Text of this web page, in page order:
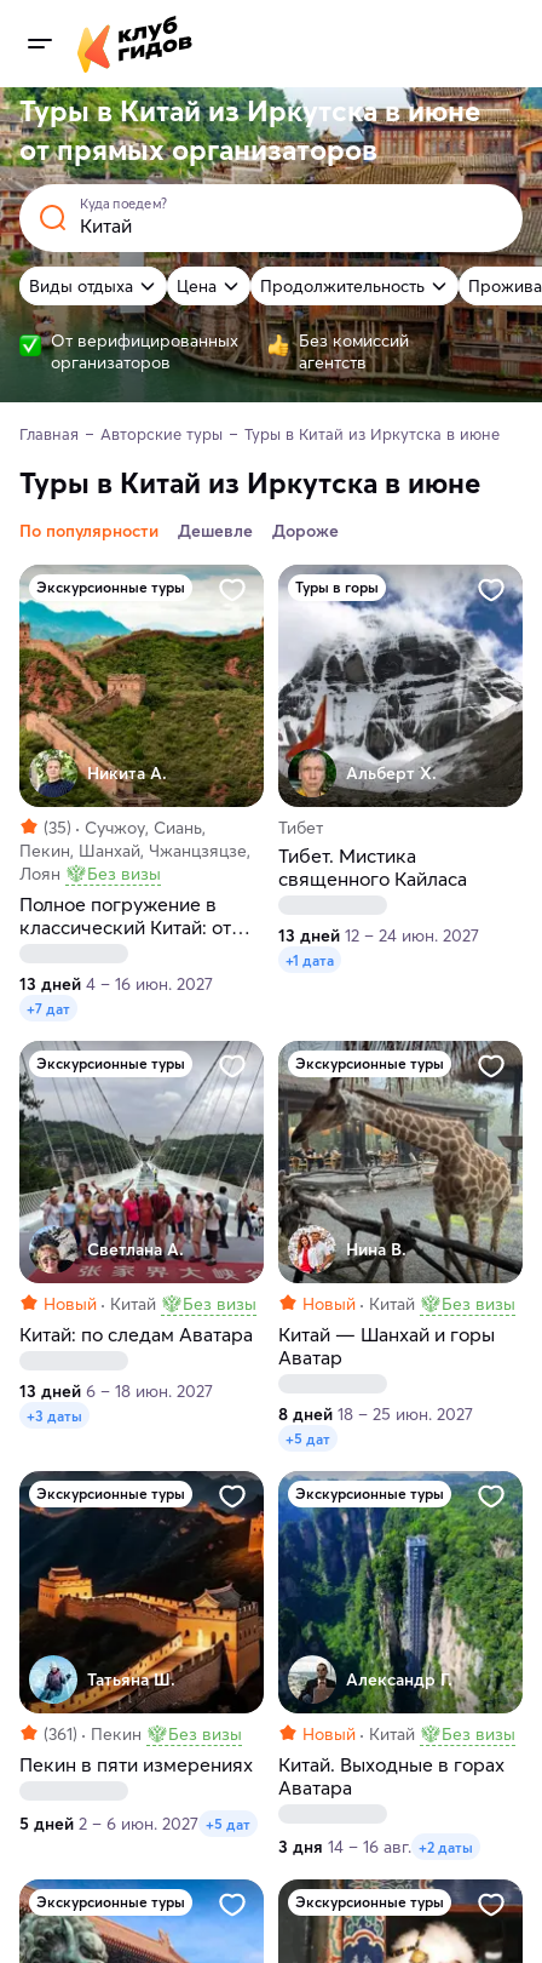
Туры в Китай из Иркутска в июне
отпрямыхорганизаторов
Куда поедем?
Виды отдыха Цена Продолжительность
От верифицированных
организаторов
Без комиссий
агентств
Главная Авторские туры Туры в Китай из Иркутска в июне
Туры в Китай из Иркутска в июне
По популярности Дешевле Дороже
Экскурсионные туры
Никита А.
(35)
Сучжоу, Сиань,
Пекин, Шанхай, Чжанцзяцзе,
Лоян
Без визы
Полное погружение в
классический Китай: от
13 дней 4 – 16 июн. 2027
+7 дат
Туры в горы
Альберт Х.
Тибет
Тибет. Мистика
священного Кайласа
13 дней 12 – 24 июн. 2027
+1 дата
Экскурсионные туры
Светлана А.
Новый Китай Без визы
Китай: по следам Аватара
13 дней 6 – 18 июн. 2027
+3 даты
Экскурсионные туры
Нина В.
Новый Китай Без визы
Китай — Шанхай и горы
Аватар
8 дней 18 – 25 июн. 2027
+5 дат
Экскурсионные туры
Татьяна Ш.
(361) Пекин Без визы
Пекин в пяти измерениях
5 дней 2 – 6 июн. 2027 +5 дат
Экскурсионные туры
Александр Г.
Новый Китай Без визы
Китай. Выходные в горах
Аватара
3 дня 14 – 16 авг. +2 даты
Экскурсионные туры Экскурсионные туры